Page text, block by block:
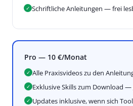
✓ Schriftliche Anleitungen — frei
Pro — 10 €/Monat
✓ Alle Praxisvideos zu den
✓ Exklusive Skills zum Download
✓ Updates inklusive, wenn sich